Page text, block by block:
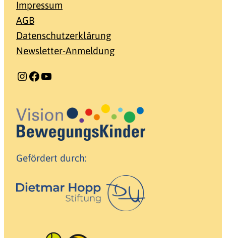
Impressum
AGB
Datenschutzerklärung
Newsletter-Anmeldung
Instagram Facebook YouTube
Gefördert durch: